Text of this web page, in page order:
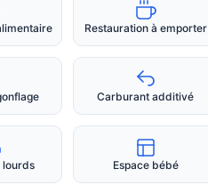
Restauration à emporter
Carburant additivé
lourds Espace bébé